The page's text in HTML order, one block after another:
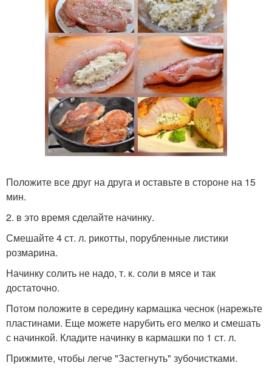
Положите все друг на друга и оставьте в стороне на 15
мин.
2. в это время сделайте начинку.
Смешайте 4 ст. л. рикотты, порубленные листики
розмарина.
Начинку солить не надо, т. к. соли в мясе и так
достаточно.
Потом положите в середину кармашка чеснок (нарежьте
пластинами. Еще можете нарубить его мелко и смешать
с начинкой. Кладите начинку в кармашки по 1 ст. л.
Прижмите, чтобы легче "Застегнуть" зубочистками.